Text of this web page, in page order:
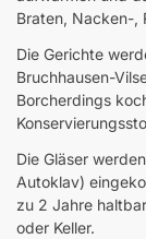
Braten, Nacken-,
Die Gerichte
Bruchhausen-
Borcherdings
Die Gläser
Autoklav)
zu 2 Jahre
oder Keller.